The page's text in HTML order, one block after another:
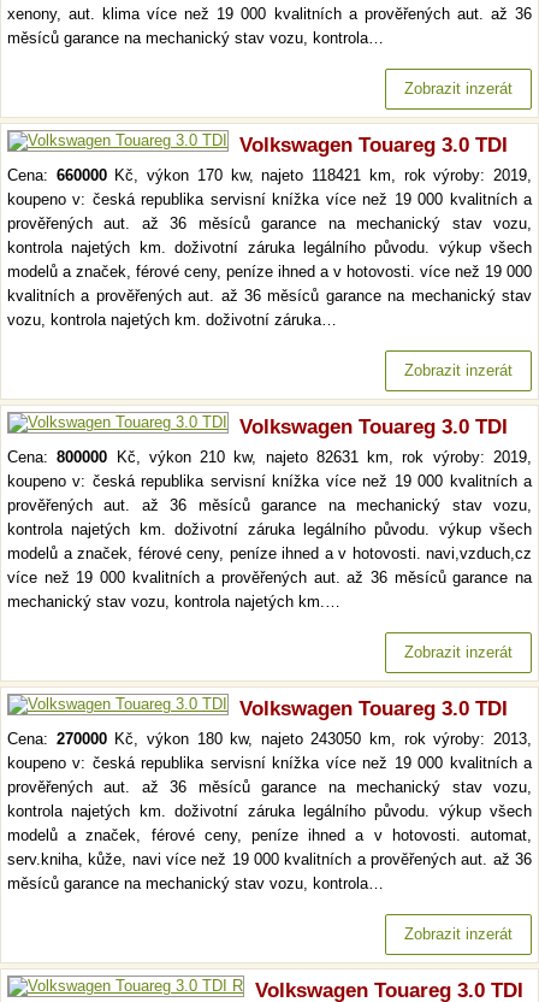
xenony, aut. klima více než 19 000 kvalitních a prověřených aut. až 36
měsíců garance na mechanický stav vozu, kontrola…
Zobrazit inzerát
Volkswagen Touareg 3.0 TDI
Cena: 660000Kč, výkon 170 kw, najeto 118421 km, rok výroby: 2019,
koupeno v: česká republika servisní knížka více než 19 000 kvalitních a
prověřených aut. až 36 měsíců garance na mechanický stav vozu,
kontrola najetých km. doživotní záruka legálního původu. výkup všech
modelů a značek, férové ceny, peníze ihned a v hotovosti. více než 19 000
kvalitních a prověřených aut. až 36 měsíců garance na mechanický stav
vozu, kontrola najetých km. doživotní záruka…
Zobrazit inzerát
Volkswagen Touareg 3.0 TDI
Cena:800000 Kč, výkon 210 kw, najeto 82631 km, rok výroby: 2019,
koupeno v: česká republika servisní knížka více než 19 000 kvalitních a
prověřených aut. až 36 měsíců garance na mechanický stav vozu,
kontrola najetých km. doživotní záruka legálního původu. výkup všech
modelů a značek, férové ceny, peníze ihned a v hotovosti. navi,vzduch,cz
více než 19 000 kvalitních a prověřených aut. až 36 měsíců garance na
mechanický stav vozu, kontrola najetých km.…
Zobrazit inzerát
Volkswagen Touareg 3.0 TDI
Cena: 270000Kč, výkon 180 kw, najeto 243050 km, rok výroby: 2013,
koupeno v: česká republika servisní knížka více než 19 000 kvalitních a
prověřených aut. až 36 měsíců garance na mechanický stav vozu,
kontrola najetých km. doživotní záruka legálního původu. výkup všech
modelů a značek, férové ceny, peníze ihned a v hotovosti. automat,
serv.kniha, kůže, navi více než 19 000 kvalitních a prověřených aut. až 36
měsíců garance na mechanický stav vozu, kontrola…
Zobrazit inzerát
Volkswagen Touareg 3.0 TDI